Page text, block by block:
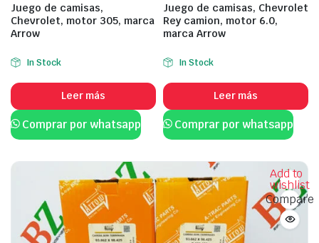
Juego de camisas,
Chevrolet, motor 305, marca
Arrow
In Stock
Leer más
Comprar por whatsapp
Juego de camisas, Chevrolet
Rey camion, motor 6.0,
marca Arrow
In Stock
Leer más
Comprar por whatsapp
Add to
wishlist
Compare